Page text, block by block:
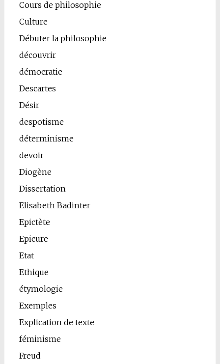
Cours de philosophie
Culture
Débuter la philosophie
découvrir
démocratie
Descartes
Désir
despotisme
déterminisme
devoir
Diogène
Dissertation
Elisabeth Badinter
Epictète
Epicure
Etat
Ethique
étymologie
Exemples
Explication de texte
féminisme
Freud